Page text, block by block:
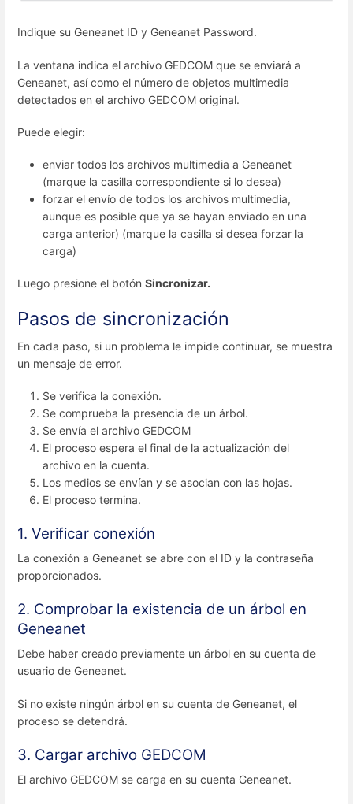
Indique su Geneanet ID y Geneanet Password.
La ventana indica el archivo GEDCOM que se enviará a
Geneanet, así como el número de objetos multimedia
detectados en el archivo GEDCOM original.
Puede elegir:
enviar todos los archivos multimedia a Geneanet
(marque la casilla correspondiente si lo desea)
forzar el envío de todos los archivos multimedia,
aunque es posible que ya se hayan enviado en una
carga anterior) (marque la casilla si desea forzar la
carga)
Luego presione el botón Sincronizar.
Pasos de sincronización
En cada paso, si un problema le impide continuar, se muestra
un mensaje de error.
Se verifica la conexión.
Se comprueba la presencia de un árbol.
Se envía el archivo GEDCOM
El proceso espera el final de la actualización del
archivo en la cuenta.
Los medios se envían y se asocian con las hojas.
El proceso termina.
1. Verificar conexión
La conexión a Geneanet se abre con el ID y la contraseña
proporcionados.
2. Comprobar la existencia de un árbol en
Geneanet
Debe haber creado previamente un árbol en su cuenta de
usuario de Geneanet.
Si no existe ningún árbol en su cuenta de Geneanet, el
proceso se detendrá.
3. Cargar archivo GEDCOM
El archivo GEDCOM se carga en su cuenta Geneanet.